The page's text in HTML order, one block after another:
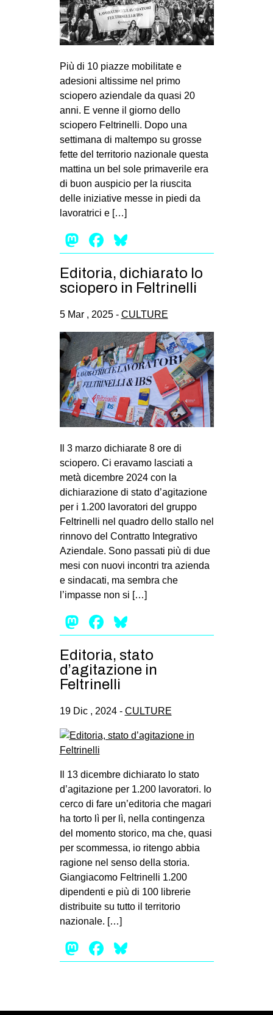
MUSICA
RECENSIONI
INTERNAZIONALE
AFRICA
ESTREMO ORIENTE
EUROPA
MEDIO ORIENTE
MONDO
EVENTI
tw
bsky
ms
SEARCH
Più di 10 piazze mobilitate e
adesioni altissime nel primo
sciopero aziendale da quasi 20
anni. E venne il giorno dello
sciopero Feltrinelli. Dopo una
settimana di maltempo su grosse
fette del territorio nazionale questa
mattina un bel sole primaverile era
di buon auspicio per la riuscita
delle iniziative messe in piedi da
lavoratrici e […]
Mastodon
Facebook
Editoria, dichiarato lo
sciopero in Feltrinelli
5 Mar , 2025 - CULTURE
Il 3 marzo dichiarate 8 ore di
sciopero. Ci eravamo lasciati a
metà dicembre 2024 con la
dichiarazione di stato d’agitazione
per i 1.200 lavoratori del gruppo
Feltrinelli nel quadro dello stallo nel
rinnovo del Contratto Integrativo
Aziendale. Sono passati più di due
mesi con nuovi incontri tra azienda
e sindacati, ma sembra che
l’impasse non si […]
Mastodon
Facebook
Editoria, stato
d’agitazione in
Feltrinelli
19 Dic , 2024 - CULTURE
Il 13 dicembre dichiarato lo stato
d’agitazione per 1.200 lavoratori. Io
cerco di fare un’editoria che magari
ha torto lì per lì, nella contingenza
del momento storico, ma che, quasi
per scommessa, io ritengo abbia
ragione nel senso della storia.
Giangiacomo Feltrinelli 1.200
dipendenti e più di 100 librerie
distribuite su tutto il territorio
nazionale. […]
Mastodon
Facebook